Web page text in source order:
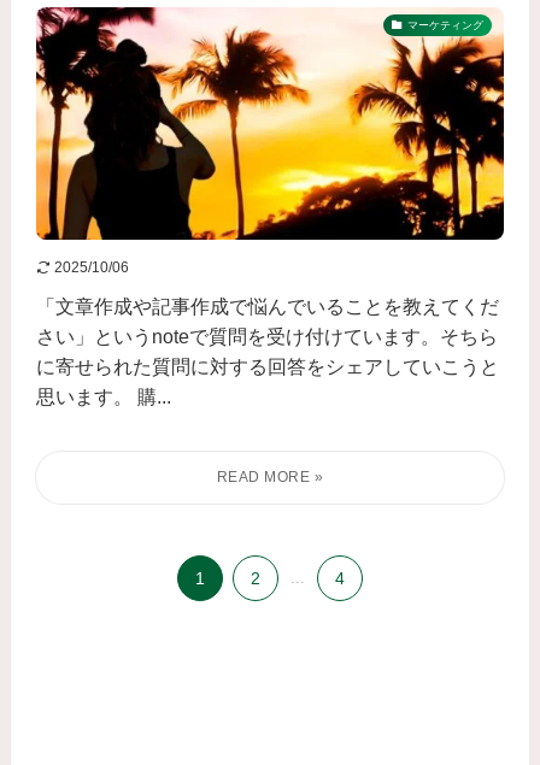
マーケティング
2025/10/06
「文章作成や記事作成で悩んでいることを教えてくだ
さい」というnoteで質問を受け付けています。そちら
に寄せられた質問に対する回答をシェアしていこうと
思います。 購...
1 2 4